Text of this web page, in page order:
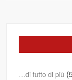
…di tutto di più